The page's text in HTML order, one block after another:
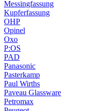
Messingfassung
Kupferfassung
OHP
Opinel
Oxo
P:OS
PAD
Panasonic
Pasterkamp
Paul Wirths
Paveau Glassware
Petromax